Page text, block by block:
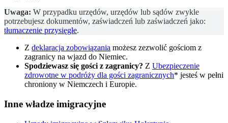
Uwaga: W przypadku urzędów, urzędów lub sądów zwykle
potrzebujesz dokumentów, zaświadczeń lub zaświadczeń jako:
tłumaczenie przysięgłe.
Z deklaracja zobowiązania możesz zezwolić gościom z
zagranicy na wjazd do Niemiec.
Spodziewasz się gości z zagranicy? Z Ubezpieczenie
zdrowotne w podróży dla gości zagranicznych* jesteś w pełni
chroniony w Niemczech i Europie.
Inne władze imigracyjne